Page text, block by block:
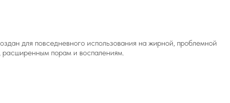
для повседневного использования на жирной, проблемной
расширенным порам и воспалениям.